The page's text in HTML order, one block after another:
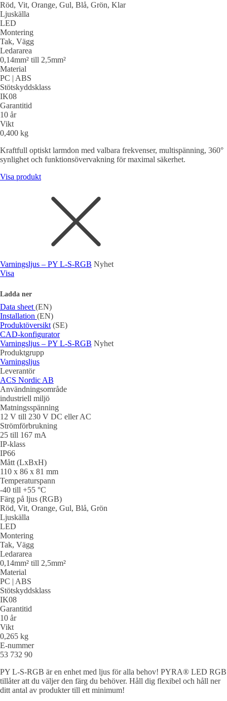
Röd, Vit, Orange, Gul, Blå, Grön, Klar
Ljuskälla
LED
Montering
Tak, Vägg
Ledararea
0,14mm² till 2,5mm²
Material
PC | ABS
Stötskyddsklass
IK08
Garantitid
10 år
Vikt
0,400 kg
Kraftfull optiskt larmdon med valbara frekvenser, multispänning, 360°
synlighet och funktionsövervakning för maximal säkerhet.
Visa produkt
Varningsljus – PY L-S-RGB Nyhet
Visa
Ladda ner
Data sheet (EN)
Installation (EN)
Produktöversikt (SE)
CAD-konfigurator
Varningsljus – PY L-S-RGB Nyhet
Produktgrupp
Varningsljus
Leverantör
ACS Nordic AB
Användningsområde
industriell miljö
Matningsspänning
12 V till 230 V DC eller AC
Strömförbrukning
25 till 167 mA
IP-klass
IP66
Mått (LxBxH)
110 x 86 x 81 mm
Temperaturspann
-40 till +55 °C
Färg på ljus (RGB)
Röd, Vit, Orange, Gul, Blå, Grön
Ljuskälla
LED
Montering
Tak, Vägg
Ledararea
0,14mm² till 2,5mm²
Material
PC | ABS
Stötskyddsklass
IK08
Garantitid
10 år
Vikt
0,265 kg
E-nummer
53 732 90
PY L-S-RGB är en enhet med ljus för alla behov! PYRA® LED RGB
tillåter att du väljer den färg du behöver. Håll dig flexibel och håll ner
ditt antal av produkter till ett minimum!